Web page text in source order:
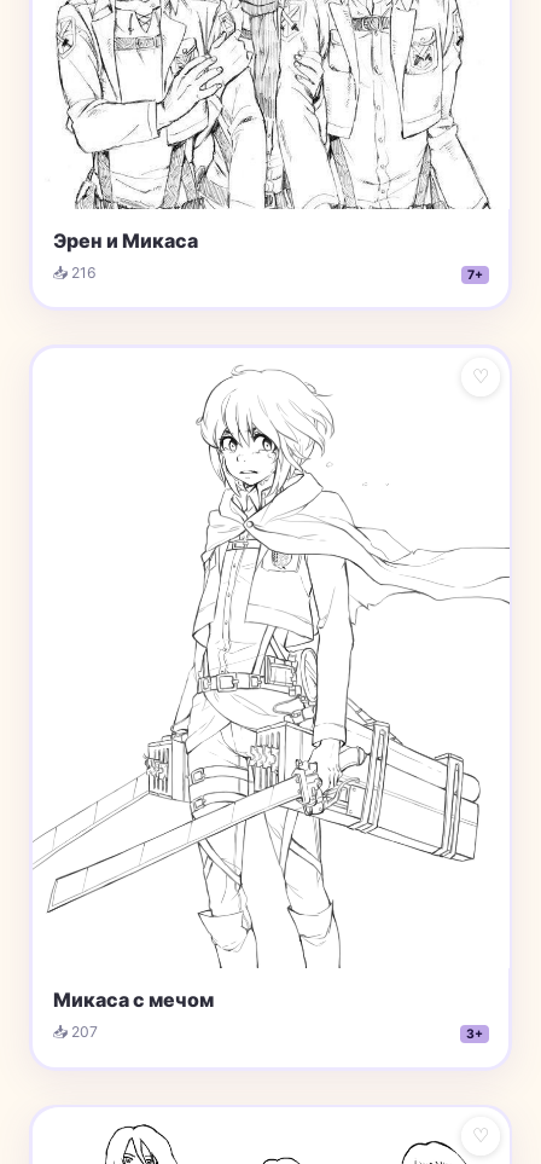
Эрен и Микаса
📥 216 7+
♡
Микаса с мечом
📥 207 3+
♡